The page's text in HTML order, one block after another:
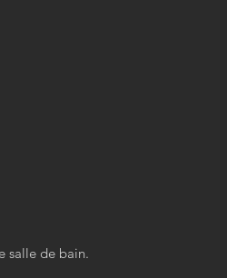
salle de bain.